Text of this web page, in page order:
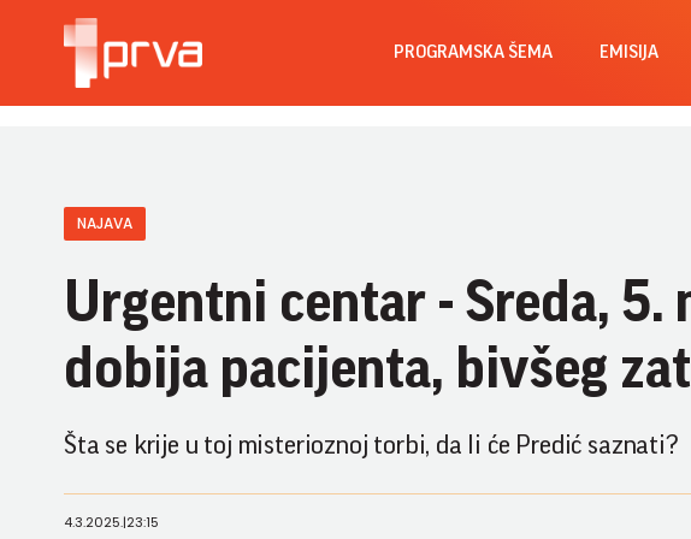
PROGRAMSKA ŠEMA EMISIJA
NAJAVA
Urgentni centar - Sreda, 5.
dobija pacijenta, bivšeg
Šta se krije u toj misterioznoj torbi, da li će Predić saznati?
4.3.2025.|23:15